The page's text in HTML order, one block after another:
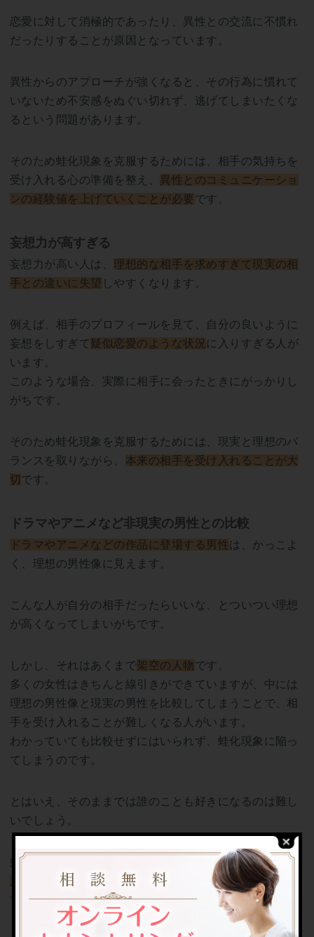
恋愛に対して消極的であったり、異性との交流に不慣れ
だったりすることが原因となっています。
異性からのアプローチが強くなると、その行為に慣れて
いないため不安感をぬぐい切れず、逃げてしまいたくな
るという問題があります。
そのため蛙化現象を克服するためには、相手の気持ちを
受け入れる心の準備を整え、
異性とのコミュニケーショ
ンの経験値を上げていくことが必要 です。
妄想力が高すぎる
妄想力が高い人は、理想的な相手を求めすぎて現実の相
手との違いに失望 しやすくなります。
例えば、相手のプロフィールを見て、自分の良いように
妄想をしすぎて疑似恋愛のような状況 に入りすぎる人が
います。
このような場合、実際に相手に会ったときにがっかりし
がちです。
そのため蛙化現象を克服するためには、現実と理想のバ
ランスを取りながら、 本来の相手を受け入れることが大
切 です。
ドラマやアニメなど非現実の男性との比較
ドラマやアニメなどの作品に登場する男性は、かっこよ
く、理想の男性像に見えます。
こんな人が自分の相手だったらいいな、とついつい理想
が高くなってしまいがちです。
しかし、それはあくまで架空の人物です。
多くの女性はきちんと線引きができていますが、中には
理想の男性像と現実の男性を比較してしまうことで、相
手を受け入れることが難しくなる人がいます。
わかっていても比較せずにはいられず、蛙化現象に陥っ
てしまうのです。
とはいえ、そのままでは誰のことも好きになるのは難し
いでしょう。
婚活を成功させるためには、
現実の相手の良いところを
見つける努力
をして、その魅力を楽しむことが大切で
す。